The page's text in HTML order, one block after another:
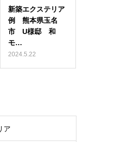
新築エクステリア
例 熊本県玉名
市 U様邸 和
モ…
2024.5.22
ア